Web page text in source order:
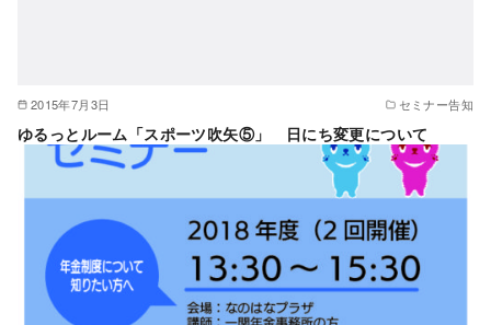
2015年7月3日 セミナー告知
ゆるっとルーム「スポーツ吹矢⑤」 日にち変更について